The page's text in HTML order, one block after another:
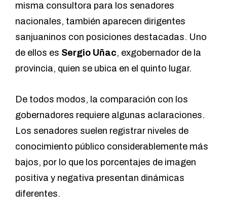
misma consultora para los senadores
nacionales, también aparecen dirigentes
sanjuaninos con posiciones destacadas. Uno
de ellos es Sergio Uñac, exgobernador de la
provincia, quien se ubica en el quinto lugar.
De todos modos, la comparación con los
gobernadores requiere algunas aclaraciones.
Los senadores suelen registrar niveles de
conocimiento público considerablemente más
bajos, por lo que los porcentajes de imagen
positiva y negativa presentan dinámicas
diferentes.